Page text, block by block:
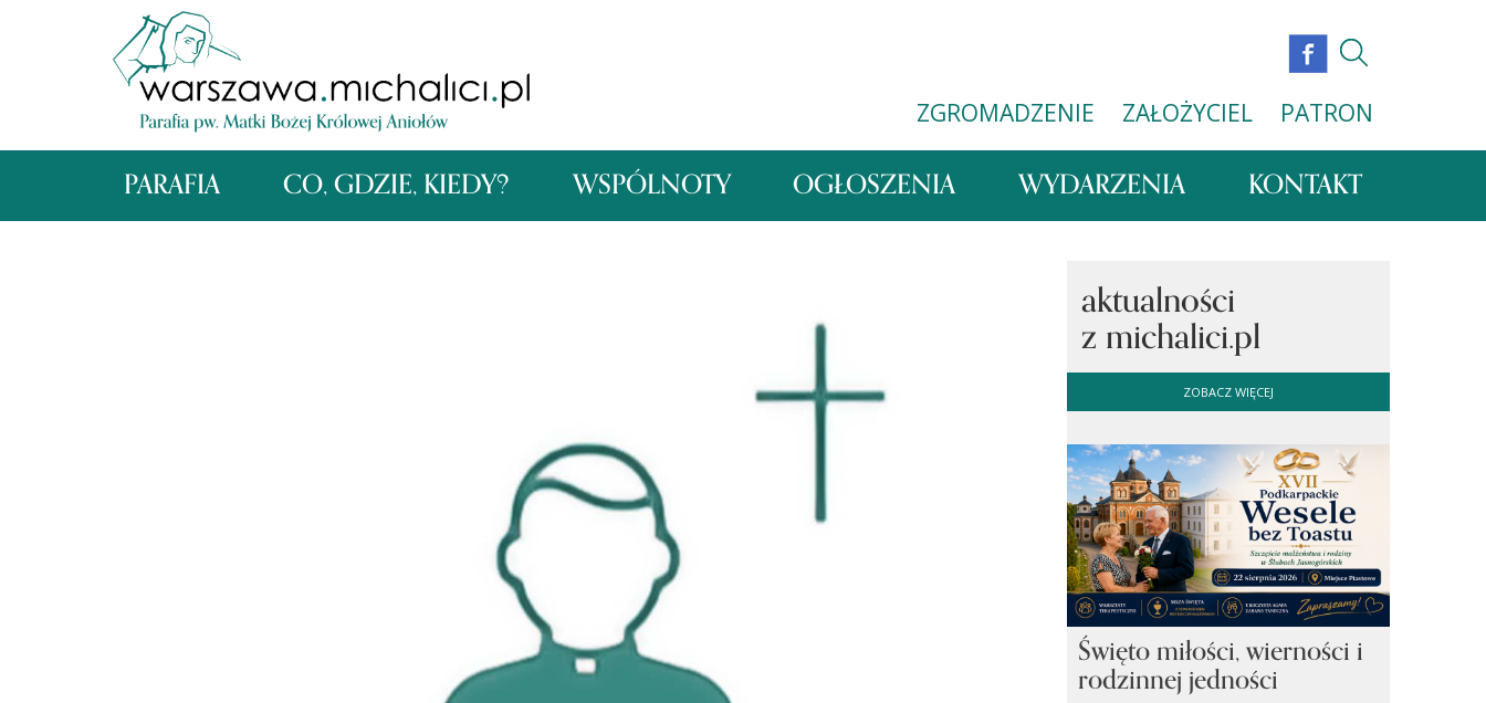
ZGROMADZENIE ZAŁOŻYCIEL PATRON
PARAFIA CO, GDZIE, KIEDY? WSPÓLNOTY OGŁOSZENIA WYDARZENIA KONTAKT
aktualności
z michalici.pl
ZOBACZ WIĘCEJ
Święto miłości, wierności i
rodzinnej jedności